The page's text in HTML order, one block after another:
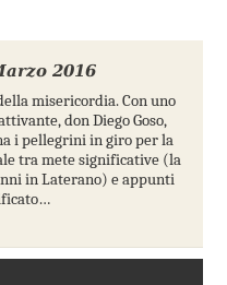
2016
misericordia. Con uno
don Diego Goso,
i pellegrini in giro per la
tra mete significative (la
in Laterano) e appunti